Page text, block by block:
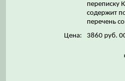
переписку
содержит
перечень
Цена:
3860 руб.